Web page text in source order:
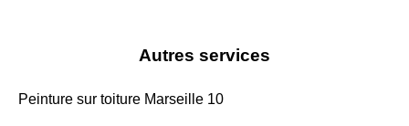
Autres services
Peinture sur toiture Marseille 10